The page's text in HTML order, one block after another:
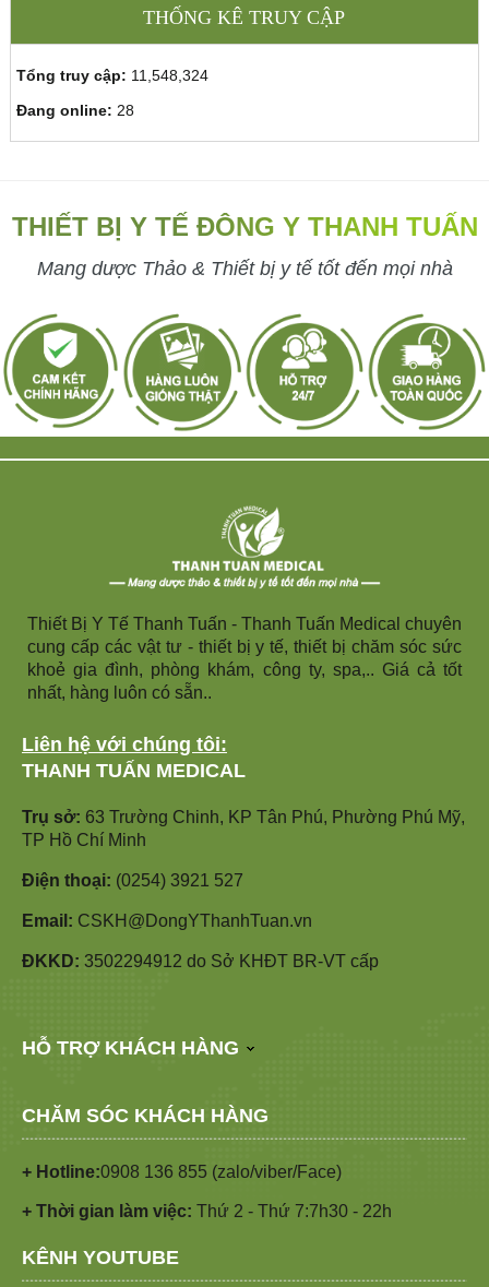
THỐNG KÊ TRUY CẬP
Tổng truy cập: 11,548,324
Đang online: 28
THIẾT BỊ Y TẾ ĐÔNG Y THANH TUẤN
Mang dược Thảo & Thiết bị y tế tốt đến mọi nhà
Thiết Bị Y Tế Thanh Tuấn - Thanh Tuấn Medical chuyên
cung cấp các vật tư - thiết bị y tế, thiết bị chăm sóc sức
khoẻ gia đình, phòng khám, công ty, spa,.. Giá cả tốt
nhất, hàng luôn có sẵn..
Liên hệ với chúng tôi:
THANH TUẤN MEDICAL
Trụ sở: 63 Trường Chinh, KP Tân Phú, Phường Phú Mỹ,
TP Hồ Chí Minh
Điện thoại: (0254) 3921 527
Email: CSKH@DongYThanhTuan.vn
ĐKKD: 3502294912 do Sở KHĐT BR-VT cấp
HỖ TRỢ KHÁCH HÀNG
CHĂM SÓC KHÁCH HÀNG
+ Hotline:0908 136 855 (zalo/viber/Face)
+ Thời gian làm việc: Thứ 2 - Thứ 7:7h30 - 22h
KÊNH YOUTUBE